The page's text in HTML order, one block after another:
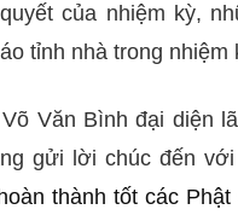
của nhiệm kỳ,
tỉnh nhà trong nhiệm
Văn Bình đại diện
gửi lời chúc đến
thành tốt các